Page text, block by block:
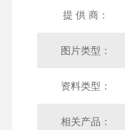
提 供 商：
图片类型：
资料类型：
相关产品：